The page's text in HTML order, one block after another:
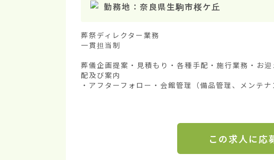
勤務地： 奈良県生駒市桜ケ丘
葬祭ディレクター業務
一貫担当制
葬儀企画提案・見積もり・各種手配・施行業務・お
配及び案内
・アフターフォロー・会館管理（備品管理、メンテ
この求人に応